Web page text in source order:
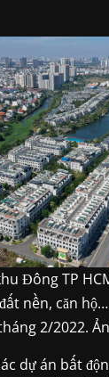
Đông TP
nền, căn
2/2022.
dự án bất